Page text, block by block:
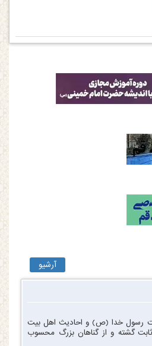
آرشیو
رسول خدا (ص) و احادیث اهل بیت
ثابت گشته و از گناهان بزرگ محسوب